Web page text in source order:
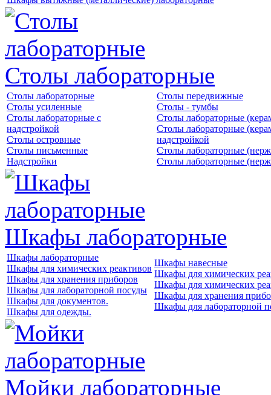
Столы лабораторные
Столы лабораторные
Столы усиленные
Столы лабораторные с
надстройкой
Столы островные
Столы письменные
Надстройки
Столы передвижные
Столы - тумбы
Столы лабораторные
Столы лабораторные
надстройкой
Столы лабораторные
Столы лабораторные
Шкафы лабораторные
Шкафы лабораторные
Шкафы для химических реактивов
Шкафы для хранения приборов
Шкафы для лабораторной посуды
Шкафы для документов.
Шкафы для одежды.
Шкафы навесные
Шкафы для химических
Шкафы для химических
Шкафы для хранения
Шкафы для лабораторной
Мойки лабораторные